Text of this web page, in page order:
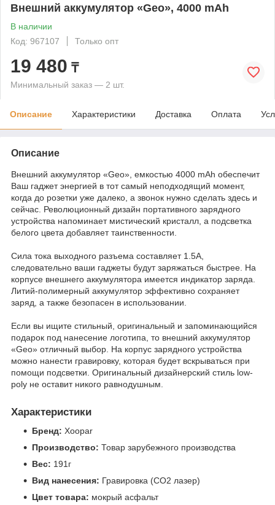
Внешний аккумулятор «Geo», 4000 mAh
В наличии
Код: 967107
Только опт
19 480 ₸
Минимальный заказ — 2 шт.
Описание Характеристики Доставка Оплата
Описание
Внешний аккумулятор «Geo», емкостью 4000 mAh обеспечит
Ваш гаджет энергией в тот самый неподходящий момент,
когда до розетки уже далеко, а звонок нужно сделать здесь и
сейчас. Революционный дизайн портативного зарядного
устройства напоминает мистический кристалл, а подсветка
белого цвета добавляет таинственности.
Сила тока выходного разъема составляет 1.5А,
следовательно ваши гаджеты будут заряжаться быстрее. На
корпусе внешнего аккумулятора имеется индикатор заряда.
Литий-полимерный аккумулятор эффективно сохраняет
заряд, а также безопасен в использовании.
Если вы ищите стильный, оригинальный и запоминающийся
подарок под нанесение логотипа, то внешний аккумулятор
«Geo» отличный выбор. На корпус зарядного устройства
можно нанести гравировку, которая будет вскрываться при
помощи подсветки. Оригинальный дизайнерский стиль low-
poly не оставит никого равнодушным.
Характеристики
Бренд: Xoopar
Производство: Товар зарубежного производства
Вес: 191г
Вид нанесения: Гравировка (CO2 лазер)
Цвет товара: мокрый асфальт